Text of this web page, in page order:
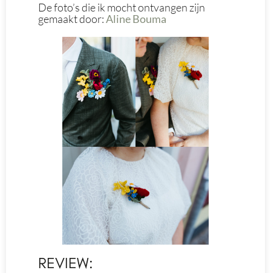
De foto’s die ik mocht ontvangen zijn
gemaakt door:Aline Bouma
REVIEW: